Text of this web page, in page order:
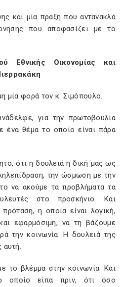
και μία πράξη που αντανακλά
που αποφασίζει με το
Εθνικής Οικονομίας και
μία φορά τον κ. Σιμόπουλο.
για την πρωτοβουλία
ένα θέμα το οποίο είναι πάρα
ότι η δουλειά η δική μας ως
την ώσμωση με την
να ακούμε τα προβλήματα τα
στο προσκήνιο. Και
η οποία είναι λογική,
εφαρμόσιμη, να τη βάζουμε
την κοινωνία. Η δουλειά της
αυτή.
το βλέμμα στην κοινωνία. Και
οποίο είπα πριν, ότι όσο